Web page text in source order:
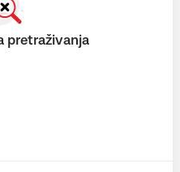
pretraživanja